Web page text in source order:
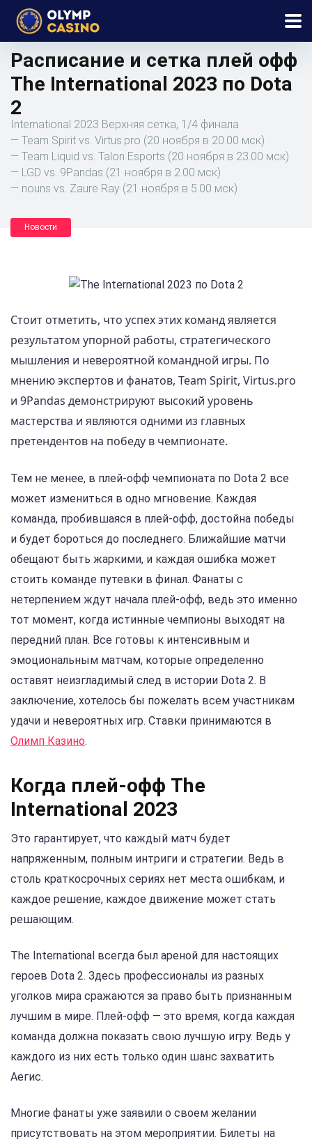
Расписание и сетка плей офф
The International 2023 по Dota
2
International 2023 Верхняя сетка, 1/4 финала
— Team Spirit vs. Virtus.pro (20 ноября в 20.00 мск)
— Team Liquid vs. Talon Esports (20 ноября в 23.00 мск)
— LGD vs. 9Pandas (21 ноября в 2.00 мск)
— nouns vs. Zaure Ray (21 ноября в 5.00 мск)
Новости
Стоит отметить, что успех этих команд является
результатом упорной работы, стратегического
мышления и невероятной командной игры. По
мнению экспертов и фанатов, Team Spirit, Virtus.pro
и 9Pandas демонстрируют высокий уровень
мастерства и являются одними из главных
претендентов на победу в чемпионате.
Тем не менее, в плей-офф чемпионата по Dota 2 все
может измениться в одно мгновение. Каждая
команда, пробившаяся в плей-офф, достойна победы
и будет бороться до последнего. Ближайшие матчи
обещают быть жаркими, и каждая ошибка может
стоить команде путевки в финал. Фанаты с
нетерпением ждут начала плей-офф, ведь это именно
тот момент, когда истинные чемпионы выходят на
передний план. Все готовы к интенсивным и
эмоциональным матчам, которые определенно
оставят неизгладимый след в истории Dota 2. В
заключение, хотелось бы пожелать всем участникам
удачи и невероятных игр. Ставки принимаются в
Олимп Казино.
Когда плей-офф The
International 2023
Это гарантирует, что каждый матч будет
напряженным, полным интриги и стратегии. Ведь в
столь краткосрочных сериях нет места ошибкам, и
каждое решение, каждое движение может стать
решающим.
The International всегда был ареной для настоящих
героев Dota 2. Здесь профессионалы из разных
уголков мира сражаются за право быть признанным
лучшим в мире. Плей-офф — это время, когда каждая
команда должна показать свою лучшую игру. Ведь у
каждого из них есть только один шанс захватить
Аегис.
Многие фанаты уже заявили о своем желании
присутствовать на этом мероприятии. Билеты на